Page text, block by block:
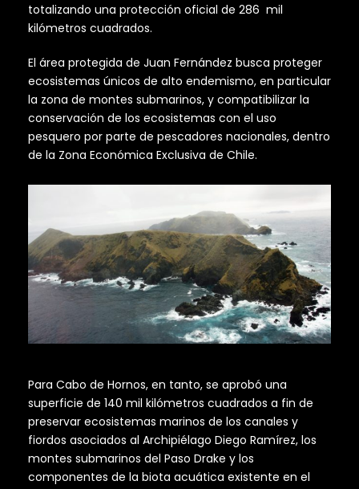
totalizando una protección oficial de 286 mil
kilómetros cuadrados.
El área protegida de Juan Fernández busca proteger
ecosistemas únicos de alto endemismo, en particular
la zona de montes submarinos, y compatibilizar la
conservación de los ecosistemas con el uso
pesquero por parte de pescadores nacionales, dentro
de la Zona Económica Exclusiva de Chile.
Para Cabo de Hornos, en tanto, se aprobó una
superficie de 140 mil kilómetros cuadrados a fin de
preservar ecosistemas marinos de los canales y
fiordos asociados al Archipiélago Diego Ramírez, los
montes submarinos del Paso Drake y los
componentes de la biota acuática existente en el